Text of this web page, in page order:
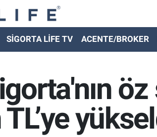
SİGORTA LİFE TV ACENTE/BROKER